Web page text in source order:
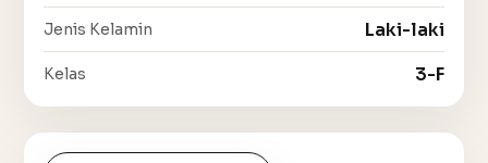
Jenis Kelamin Laki-laki
Kelas 3-F